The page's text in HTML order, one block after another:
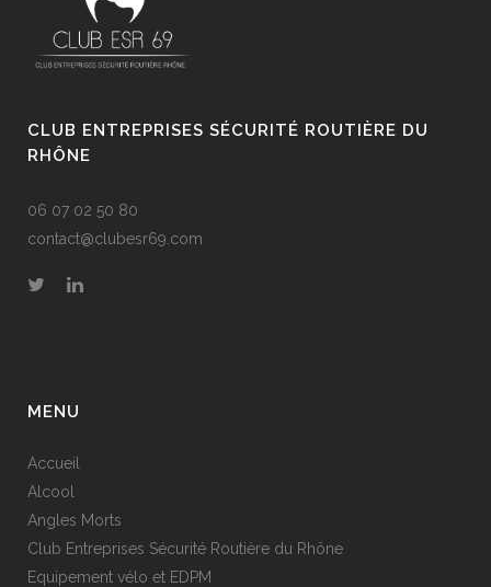
CLUB ENTREPRISES SÉCURITÉ ROUTIÈRE DU
RHÔNE
06 07 02 50 80
contact@clubesr69.com
MENU
Accueil
Alcool
Angles Morts
Club Entreprises Sécurité Routière du Rhône
Equipement vélo et EDPM